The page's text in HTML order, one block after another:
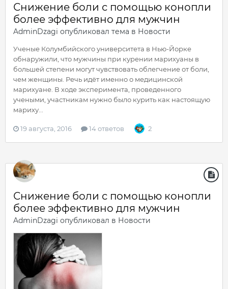
Снижение боли с помощью конопли
более эффективно для мужчин
AdminDzagi опубликовал тема в Новости
Ученые Колумбийского университета в Нью-Йорке
обнаружили, что мужчины при курении марихуаны в
большей степени могут чувствовать облегчение от боли,
чем женщины. Речь идёт именно о медицинской
марихуане. В ходе эксперимента, проведенного
учеными, участникам нужно было курить как настоящую
мариху...
19 августа, 2016 14 ответов 2
Снижение боли с помощью конопли
более эффективно для мужчин
AdminDzagi опубликовал в Новости